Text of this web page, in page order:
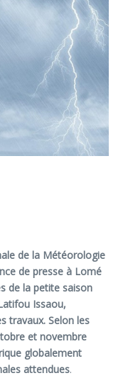
de la Météorologie
de presse à Lomé
de la petite saison
Issaou,
travaux. Selon les
et novembre
globalement
attendues.